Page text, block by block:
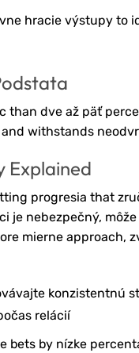
hracie výstupy to
than dve až päť
withstands
Explained
progresia that
je nebezpečný,
mierne
konzistentnú
relácií
bets by nízke